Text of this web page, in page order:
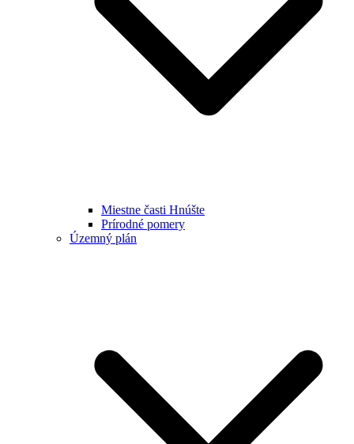
Miestne časti Hnúšte
Prírodné pomery
Územný plán